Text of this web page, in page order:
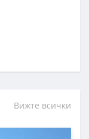
Вижте всички